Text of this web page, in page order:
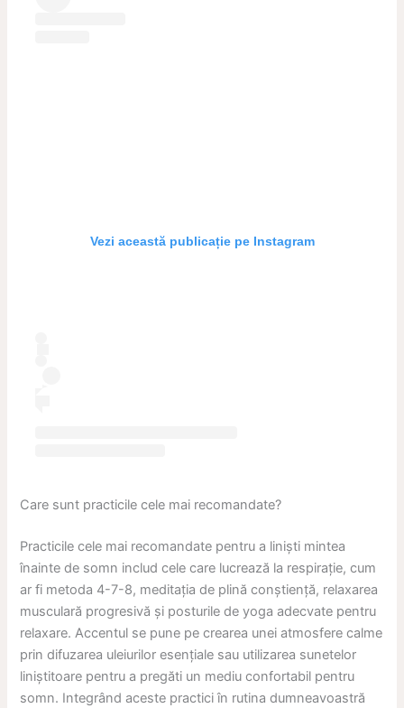
Vezi această publicație pe Instagram
Care sunt practicile cele mai recomandate?
Practicile cele mai recomandate pentru a liniști mintea
înainte de somn includ cele care lucrează la respirație, cum
ar fi metoda 4-7-8, meditația de plină conștiență, relaxarea
musculară progresivă și posturile de yoga adecvate pentru
relaxare. Accentul se pune pe crearea unei atmosfere calme
prin difuzarea uleiurilor esențiale sau utilizarea sunetelor
liniștitoare pentru a pregăti un mediu confortabil pentru
somn. Integrând aceste practici în rutina dumneavoastră